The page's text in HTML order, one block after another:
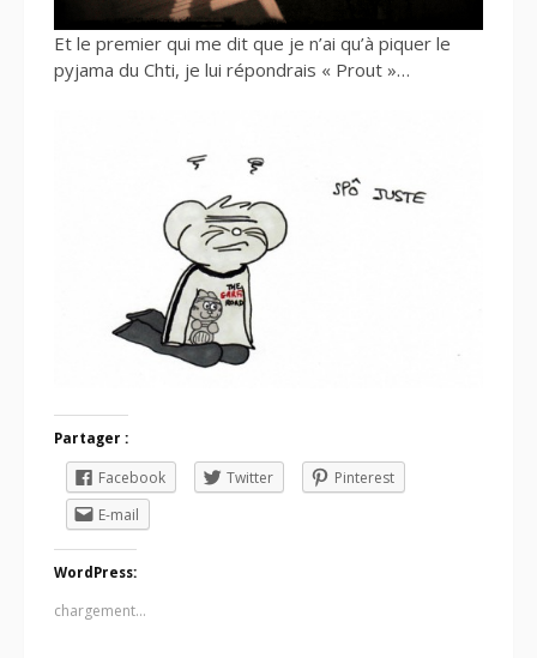
Et le premier qui me dit que je n’ai qu’à piquer le
pyjama du Chti, je lui répondrais « Prout »…
Partager :
Facebook Twitter
Pinterest
E-mail
WordPress:
chargement…